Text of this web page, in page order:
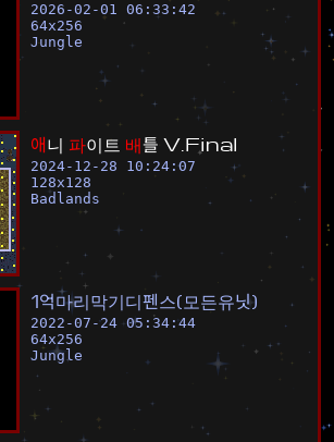
2026-02-01 06:33:42
64x256
Jungle
애니 파이 트 배틀 V Final
2024-12-28 10:24:07
128x128
Badlands
1억마리막기디펜스(모든유닛)
2022-07-24 05:34:44
64x256
Jungle